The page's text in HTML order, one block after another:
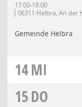
17:00-18:00
06311 Helbra, An der
Gemeinde Helbra
14MI
15DO